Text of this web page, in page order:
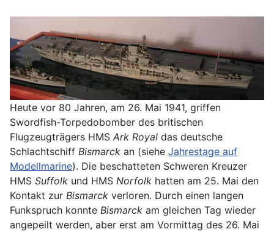
Heute vor 80 Jahren, am 26. Mai 1941, griffen
Swordfish-Torpedobomber des britischen
Flugzeugträgers HMS Ark Royal das deutsche
Schlachtschiff Bismarck an (siehe Jahrestage auf
Modellmarine). Die beschatteten Schweren Kreuzer
HMS Suffolk und HMS Norfolk hatten am 25. Mai den
Kontakt zur Bismarck verloren. Durch einen langen
Funkspruch konnte Bismarck am gleichen Tag wieder
angepeilt werden, aber erst am Vormittag des 26. Mai